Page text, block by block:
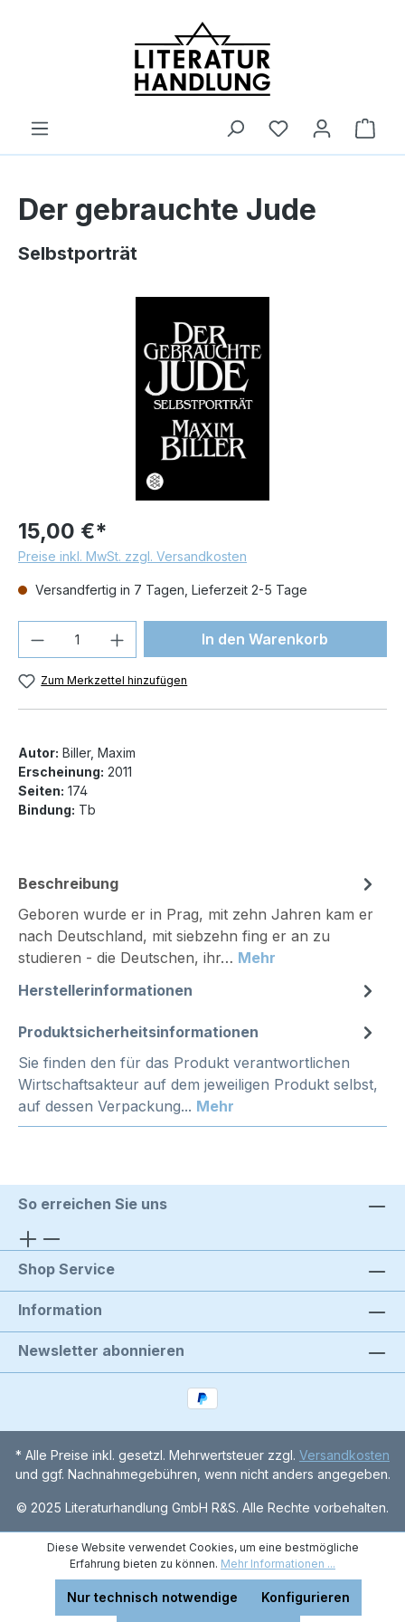
Der gebrauchte Jude
Selbstporträt
15,00 €*
Preise inkl. MwSt. zzgl. Versandkosten
Versandfertig in 7 Tagen, Lieferzeit 2-5 Tage
Produkt Anzahl: Gib denIn den Warenkorb
Zum Merkzettel hinzufügen
Autor: Biller, Maxim
Erscheinung: 2011
Seiten: 174
Bindung: Tb
Beschreibung
Geboren wurde er in Prag, mit zehn Jahren kam er
nach Deutschland, mit siebzehn fing er an zu
studieren - die Deutschen, ihr… Mehr
Herstellerinformationen
Produktsicherheitsinformationen
Sie finden den für das Produkt verantwortlichen
Wirtschaftsakteur auf dem jeweiligen Produkt selbst,
auf dessen Verpackung... Mehr
So erreichen Sie uns
Shop Service
Information
Newsletter abonnieren
* Alle Preise inkl. gesetzl. Mehrwertsteuer zzgl. Versandkosten
und ggf. Nachnahmegebühren, wenn nicht anders angegeben.
© 2025 Literaturhandlung GmbH R&S. Alle Rechte vorbehalten.
Diese Website verwendet Cookies, um eine bestmögliche
Erfahrung bieten zu können. Mehr Informationen ...
Nur technisch notwendige Konfigurieren